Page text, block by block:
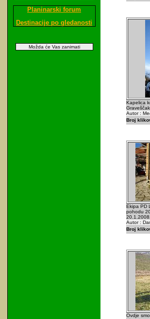
Planinarski forum
Destinacije po gledanosti
Možda će Vas zanimati
Kapelica
Autor :
Broj
Ekipa PD
pohodu
20.1.2008.
Autor :
Broj
Ovdje